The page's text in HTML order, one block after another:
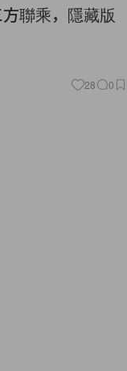
聯乘，隱藏版
28 0